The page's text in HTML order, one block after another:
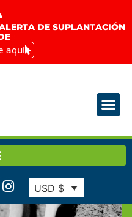
DE SUPLANTACIÓN
aquí
USD $